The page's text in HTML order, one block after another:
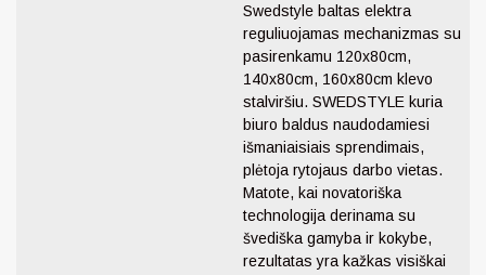
Swedstyle baltas elektra
reguliuojamas mechanizmas su
pasirenkamu 120x80cm,
140x80cm, 160x80cm klevo
stalviršiu. SWEDSTYLE kuria
biuro baldus naudodamiesi
išmaniaisiais sprendimais,
plėtoja rytojaus darbo vietas.
Matote, kai novatoriška
technologija derinama su
švediška gamyba ir kokybe,
rezultatas yra kažkas visiškai